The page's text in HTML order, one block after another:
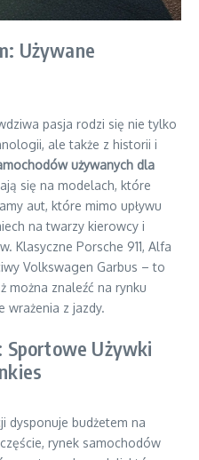
Używane
pasja rodzi się nie tylko
ale także z historii i
używanych dla
się na modelach, które
aut, które mimo upływu
na twarzy kierowcy i
Klasyczne Porsche 911, Alfa
Volkswagen Garbus – to
można znaleźć na rynku
wrażenia z jazdy.
Sportowe Używki
dysponuje budżetem na
rynek samochodów